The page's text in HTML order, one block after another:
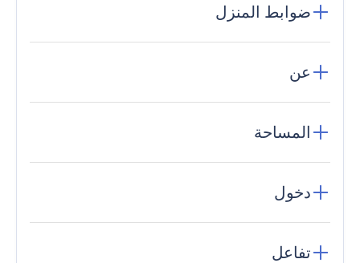
ضوابط المنزل
عن
المساحة
دخول
تفاعل